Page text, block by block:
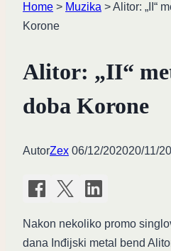
Home > Muzika >Alitor: „II“
Korone
Alitor: „II“
doba Korone
AutorZex 06/12/202020/11/
Nakon nekoliko promo
dana Inđijski metal bend